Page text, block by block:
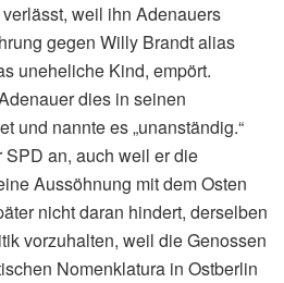
weil ihn Adenauers
gegen Willy Brandt alias
uneheliche Kind, empört.
dies in seinen
und nannte es „unanständig.“
an, auch weil er die
Aussöhnung mit dem Osten
nicht daran hindert, derselben
vorzuhalten, weil die Genossen
Nomenklatura in Ostberlin